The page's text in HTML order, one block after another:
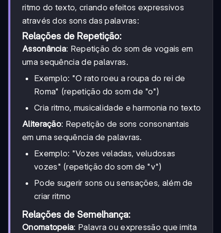
ritmo do texto, criando efeitos expressivos
através dos sons das palavras:
Relações de Repetição:
Assonância: Repetição do som de vogais em
uma sequência de palavras.
Exemplo: "O rato roeu a roupa do rei de
Roma" (repetição do som de "o")
Cria ritmo, musicalidade e harmonia no texto
Aliteração: Repetição de sons consonantais
em uma sequência de palavras.
Exemplo: "Vozes veladas, veludosas
vozes" (repetição do som de "v")
Pode sugerir sons ou sensações, além de
criar ritmo
Relações de Semelhança:
Onomatopeia: Palavra ou expressão que imita